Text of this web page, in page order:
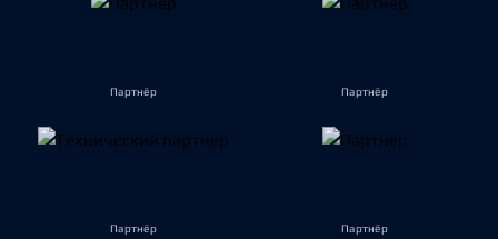
Партнёр Партнёр
Партнёр Партнёр